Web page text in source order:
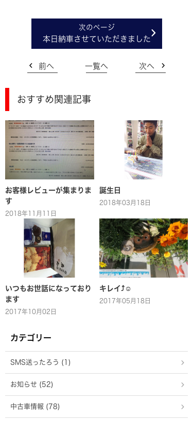
本日納車させていただきました
前へ 一覧へ 次へ
おすすめ関連記事
お客様レビューが集まりま
す
2018年11月11日
誕生日
2018年03月18日
いつもお世話になっており
ます
2017年10月02日
キレイ⤴☺
2017年05月18日
カテゴリー
SMS送ったろう (1)
お知らせ (52)
中古車情報 (78)